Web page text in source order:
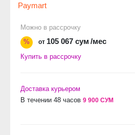
Paymart
Можно в рассрочку
%
от 105 067 сум /мес
Купить в рассрочку
Доставка курьером
В течении 48 часов 9 900 СУМ